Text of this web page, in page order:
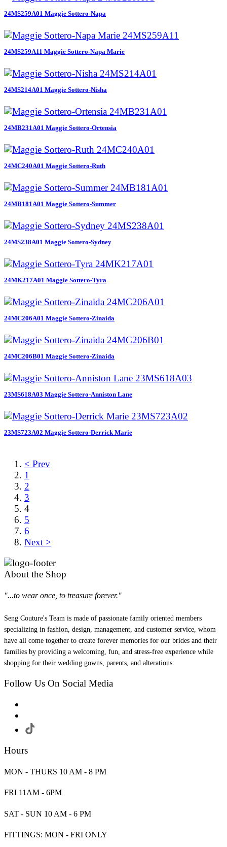
24MS259A01 Maggie Sottero-Napa
24MS259A11 Maggie Sottero-Napa Marie
24MS214A01 Maggie Sottero-Nisha
24MB231A01 Maggie Sottero-Ortensia
24MC240A01 Maggie Sottero-Ruth
24MB181A01 Maggie Sottero-Summer
24MS238A01 Maggie Sottero-Sydney
24MK217A01 Maggie Sottero-Tyra
24MC206A01 Maggie Sottero-Zinaida
24MC206B01 Maggie Sottero-Zinaida
23MS618A03 Maggie Sottero-Anniston Lane
23MS723A02 Maggie Sottero-Derrick Marie
< Prev
1
2
3
4
5
6
Next >
About the Shop
"...to wear once, to treasure forever."
Seng Couture's Team is made of passionate family oriented members
specializing in fashion, design, management, and customer service, whom
have all come together to create forever memories for our brides and their
families by providing a welcoming, fun, and stress-free experience while
shopping for their wedding gowns, parents, and alterations.
Follow Us On Social Media
Hours
MON - THURS 10 AM - 8 PM
FRI 11AM - 6PM
SAT - SUN 10 AM - 6 PM
FITTINGS: MON - FRI ONLY